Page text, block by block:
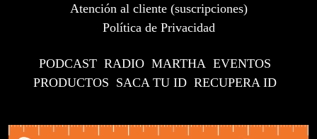
Atención al cliente (suscripciones)
Política de Privacidad
PODCAST RADIO MARTHA EVENTOS
PRODUCTOS SACA TU ID RECUPERA ID